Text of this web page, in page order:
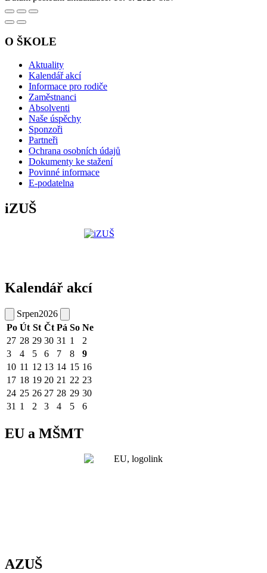
O ŠKOLE
Aktuality
Kalendář akcí
Informace pro rodiče
Zaměstnanci
Absolventi
Naše úspěchy
Sponzoři
Partneři
Ochrana osobních údajů
Dokumenty ke stažení
Povinné informace
E-podatelna
iZUŠ
Kalendář akcí
Srpen2026
Po Út St Čt Pá So Ne
27 28 29 30 31 1
2
3
4 5 6 7 8
9
10 11 12 13 14 15 16
17 18 19 20 21 22 23
24 25 26 27 28 29 30
31 1 2 3 4 5 6
EU a MŠMT
AZUŠ